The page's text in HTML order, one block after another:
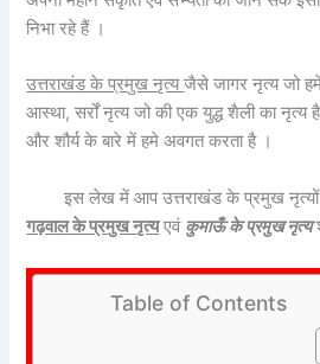
निभा रहे हैं ।
उत्तराखंड के प्रमुख नृत्यजैसे जागर नृत्य जो
आस्था, सर्रों नृत्य जो की एक युद्ध शैली का नृत्य
और शौर्य के बारे में हमे अवगत करता है ।
इस लेख में आप उत्तराखंड के प्रमुख नृत्यों
गढ़वाल के प्रमुख नृत्यएवं कुमाऊँ के प्रमुख नृत्य
Table of Contents